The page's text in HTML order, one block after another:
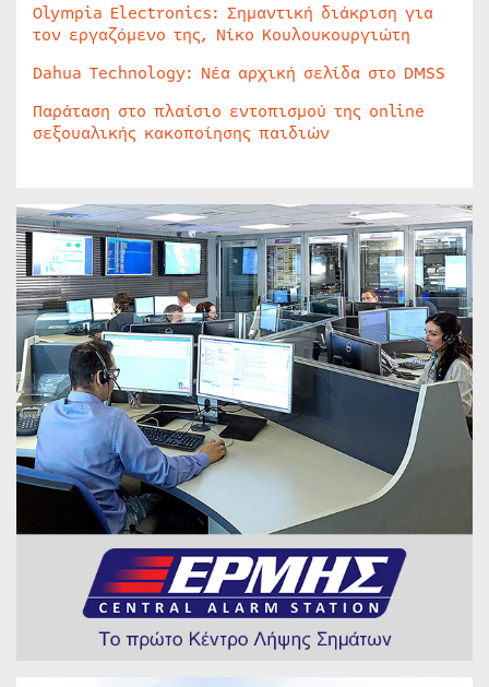
Olympia Electronics: Σημαντική διάκριση για
τον εργαζόμενο της, Νίκο Κουλουκουργιώτη
Dahua Technology: Νέα αρχική σελίδα στο DMSS
Παράταση στο πλαίσιο εντοπισμού της online
σεξουαλικής κακοποίησης παιδιών